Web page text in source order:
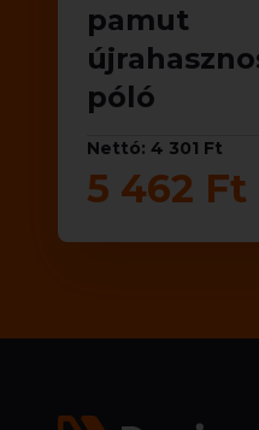
pamut
póló
Nettó: 4 301 Ft
5 462 Ft